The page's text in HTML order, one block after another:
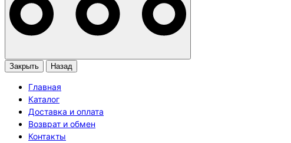
Закрыть Назад
Главная
Каталог
Доставка и оплата
Возврат и обмен
Контакты